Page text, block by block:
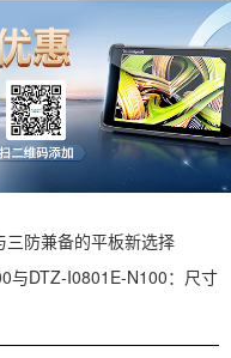
防兼备的平板新选择
与DTZ-I0801E-N100：尺寸